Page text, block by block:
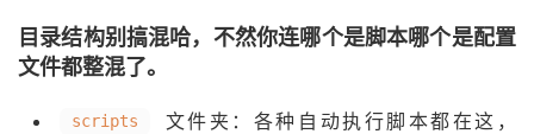
目录结构别搞混哈，不然你连哪个是脚本哪个是配置
文件都整混了。
scripts 文件夹：各种自动执行脚本都在这，